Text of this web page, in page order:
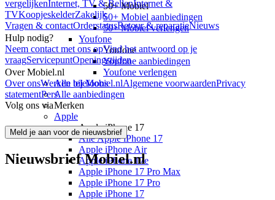
50+ Mobiel
50+ Mobiel aanbiedingen
50+ Mobiel verlengen
Youfone
Youfone
Youfone aanbiedingen
Youfone verlengen
Alle telefoons
Alle aanbiedingen
Merken
Apple
Apple iPhone 17
Alle Apple iPhone 17
Apple iPhone Air
Apple iPhone 17e
Apple iPhone 17 Pro Max
Apple iPhone 17 Pro
Apple iPhone 17
vergelijkenInternet, TV & BellenInternet &
TVKoopjeskelderZakelijk
Vragen & contactOrderstatusRetour & reparatieNieuws
Hulp nodig?
Neem contact met ons opVind het antwoord op je
vraagServicepuntOpeningstijden
Over Mobiel.nl
Over onsWerken bij Mobiel.nlAlgemene voorwaardenPrivacy
statementPers
Volg ons via
Meld je aan voor de nieuwsbrief
Nieuwsbrief Mobiel.nl